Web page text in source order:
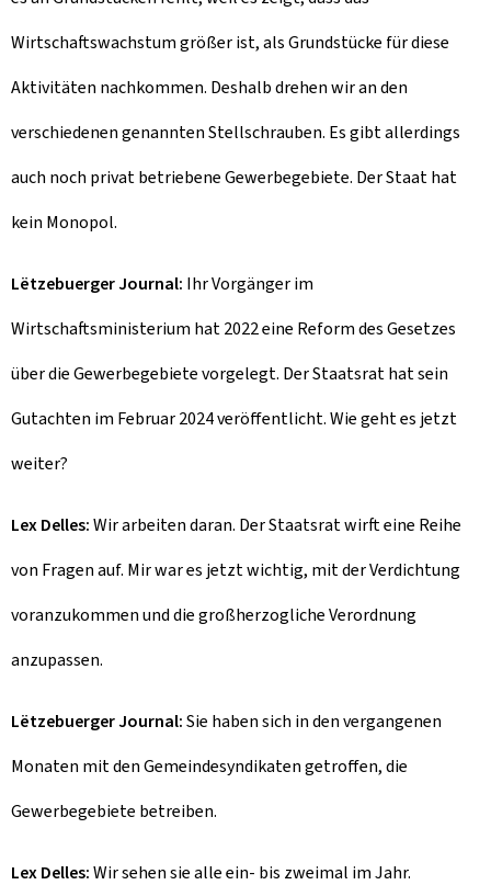
Wirtschaftswachstum größer ist, als Grundstücke für diese
Aktivitäten nachkommen. Deshalb drehen wir an den
verschiedenen genannten Stellschrauben. Es gibt allerdings
auch noch privat betriebene Gewerbegebiete. Der Staat hat
kein Monopol.
Lëtzebuerger Journal: Ihr Vorgänger im
Wirtschaftsministerium hat 2022 eine Reform des Gesetzes
über die Gewerbegebiete vorgelegt. Der Staatsrat hat sein
Gutachten im Februar 2024 veröffentlicht. Wie geht es jetzt
weiter?
Lex Delles:Wir arbeiten daran. Der Staatsrat wirft eine Reihe
von Fragen auf. Mir war es jetzt wichtig, mit der Verdichtung
voranzukommen und die großherzogliche Verordnung
anzupassen.
Lëtzebuerger Journal:Sie haben sich in den vergangenen
Monaten mit den Gemeindesyndikaten getroffen, die
Gewerbegebiete betreiben.
Lex Delles:Wir sehen sie alle ein- bis zweimal im Jahr.